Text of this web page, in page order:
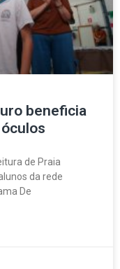
beneficia
de Praia
da rede
De